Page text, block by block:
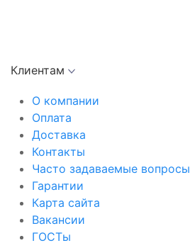
Клиентам
О компании
Оплата
Доставка
Контакты
Часто задаваемые вопросы
Гарантии
Карта сайта
Вакансии
ГОСТы